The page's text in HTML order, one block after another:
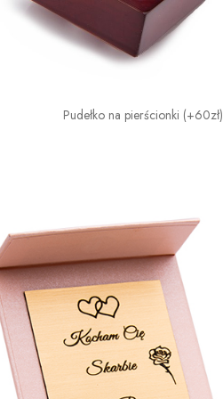
Pudełko na pierścionki (+60zł)